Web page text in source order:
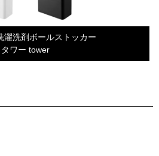
濯洗剤ボールストッカー
タワー tower